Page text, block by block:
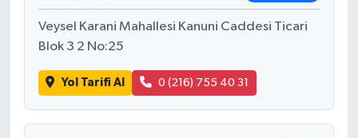
Veysel Karani Mahallesi Kanuni Caddesi Ticari
Blok 3 2 No:25
Yol Tarifi Al 0 (216) 755 40 31